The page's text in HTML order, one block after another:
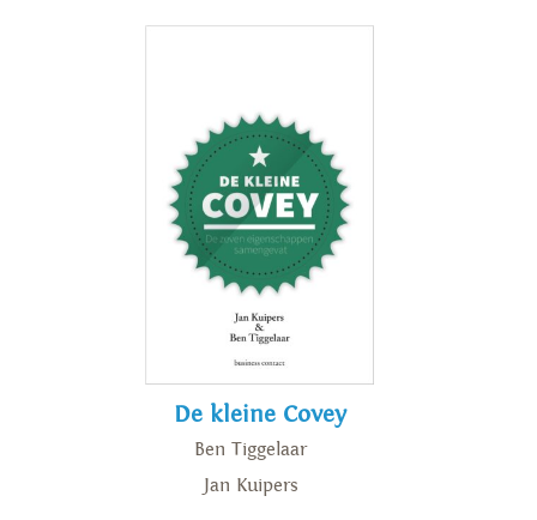
De kleine Covey
Ben Tiggelaar
Jan Kuipers